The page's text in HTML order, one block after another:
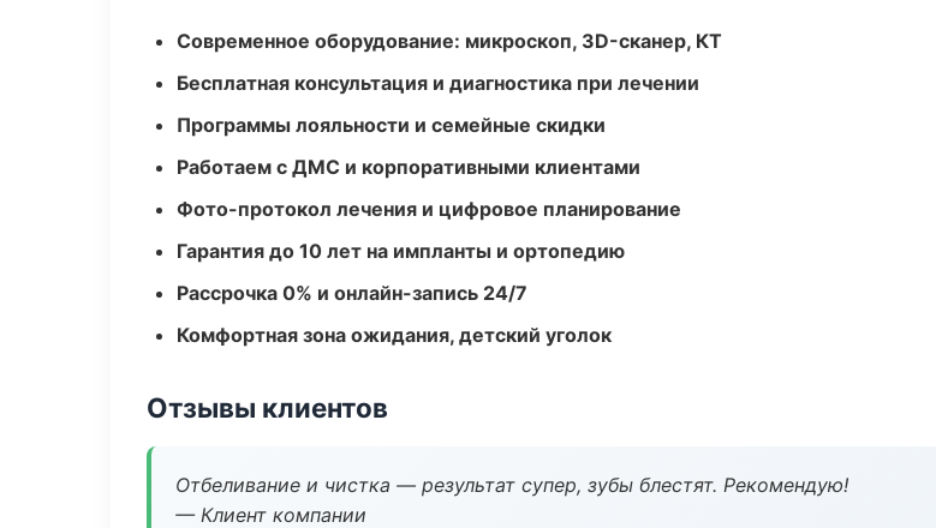
Современное оборудование: микроскоп, 3D-сканер, КТ
Бесплатная консультация и диагностика при лечении
Программы лояльности и семейные скидки
Работаем с ДМС и корпоративными клиентами
Фото-протокол лечения и цифровое планирование
Гарантия до 10 лет на импланты и ортопедию
Рассрочка 0% и онлайн-запись 24/7
Комфортная зона ожидания, детский уголок
Отзывы клиентов
Отбеливание и чистка — результат супер, зубы блестят. Рекомендую!
— Клиент компании